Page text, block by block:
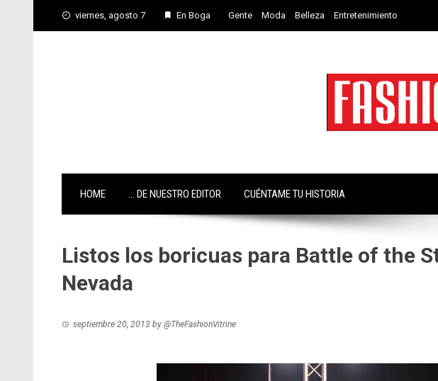
viernes, agosto 7 En Boga Gente Moda Belleza Entretenimiento
HOME … DE NUESTRO EDITOR CUÉNTAME TU HISTORIA
Listos los boricuas para Battle of the
Nevada
septiembre 20, 2013 by @TheFashionVitrine